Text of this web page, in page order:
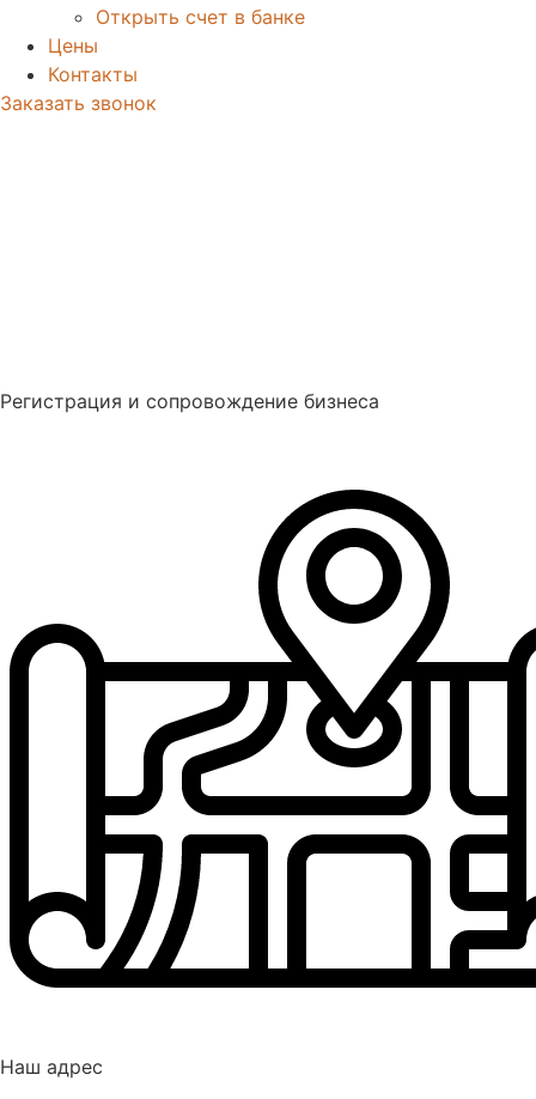
Открыть счет в банке
Цены
Контакты
Заказать звонок
Регистрация и сопровождение бизнеса
Наш адрес